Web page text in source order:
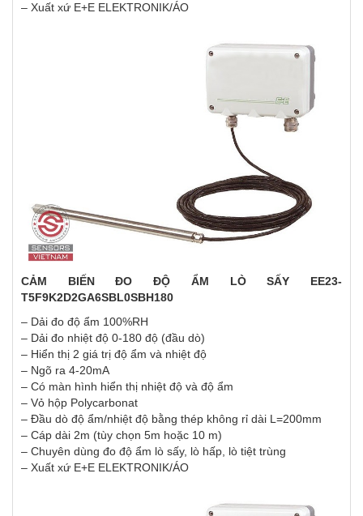
– Xuất xứ E+E ELEKTRONIK/ÁO
CẢM BIẾN ĐO ĐỘ ẨM LÒ SẤY EE23-
T5F9K2D2GA6SBL0SBH180
– Dải đo độ ẩm 100%RH
– Dải đo nhiệt độ 0-180 độ (đầu dò)
– Hiển thị 2 giá trị độ ẩm và nhiệt độ
– Ngõ ra 4-20mA
– Có màn hình hiển thị nhiệt độ và độ ẩm
– Vỏ hộp Polycarbonat
– Đầu dò độ ẩm/nhiệt độ bằng thép không rỉ dài L=200mm
– Cáp dài 2m (tùy chọn 5m hoặc 10 m)
– Chuyên dùng đo độ ẩm lò sấy, lò hấp, lò tiệt trùng
– Xuất xứ E+E ELEKTRONIK/ÁO